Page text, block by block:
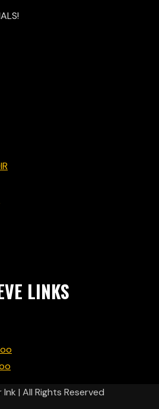
LINKS
| All Rights Reserved